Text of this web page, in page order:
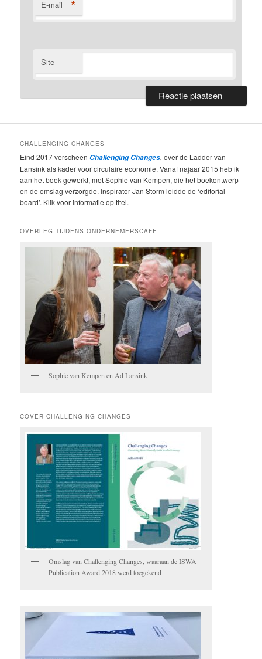
E-mail *
Site
CHALLENGING CHANGES
Eind 2017 verscheen Challenging Changes, over de Ladder van
Lansink als kader voor circulaire economie. Vanaf najaar 2015 heb ik
aan het boek gewerkt, met Sophie van Kempen, die het boekontwerp
en de omslag verzorgde. Inspirator Jan Storm leidde de ‘editorial
board’. Klik voor informatie op titel.
OVERLEG TIJDENS ONDERNEMERSCAFE
Sophie van Kempen en Ad Lansink
COVER CHALLENGING CHANGES
Omslag van Challenging Changes, waaraan de ISWA
Publication Award 2018 werd toegekend